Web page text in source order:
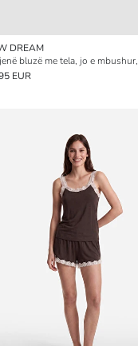
DREAM
bluzë me tela, jo e
EUR